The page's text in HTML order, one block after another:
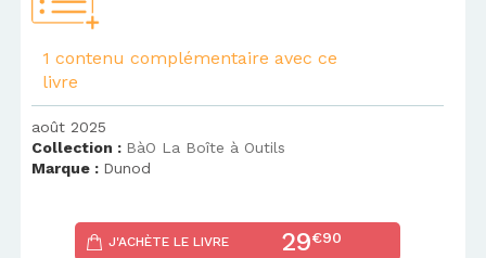
1 contenu complémentaire avec ce
livre
août 2025
Collection : BàO La Boîte à Outils
Marque : Dunod
J'ACHÈTE LE LIVRE 29€90